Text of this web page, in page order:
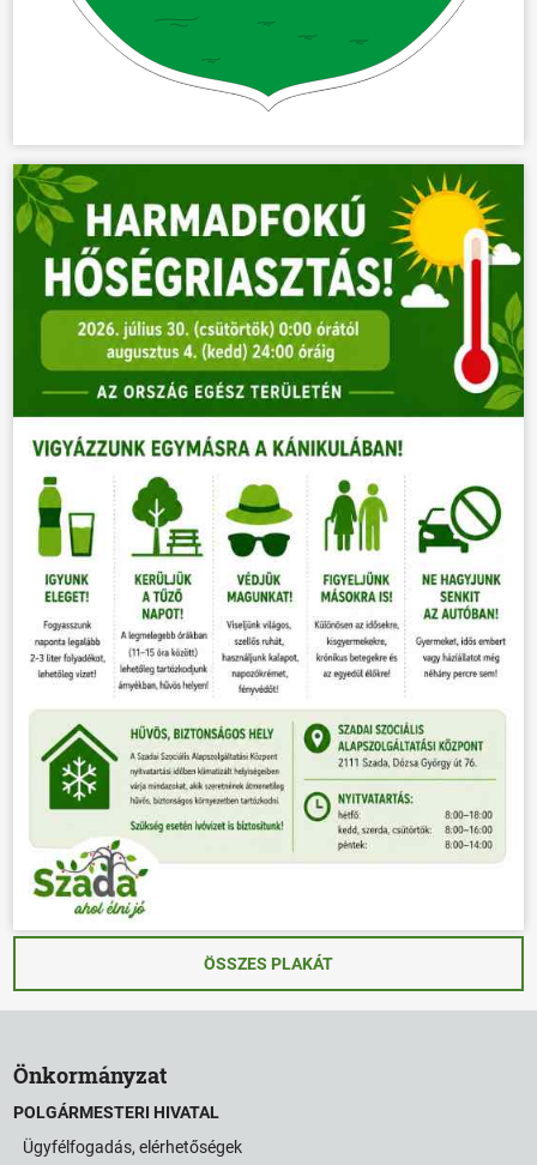
ÖSSZES PLAKÁT
Önkormányzat
POLGÁRMESTERI HIVATAL
Ügyfélfogadás, elérhetőségek